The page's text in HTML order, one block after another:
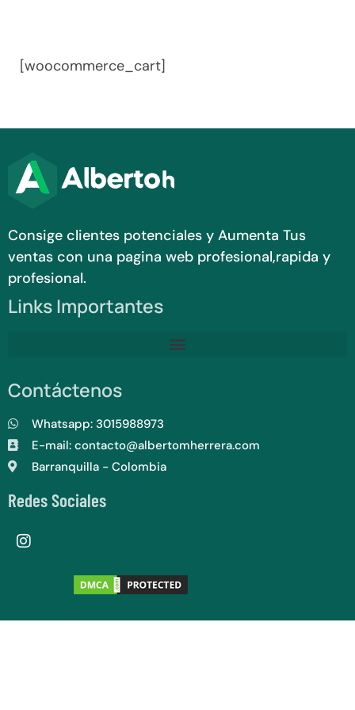
[woocommerce_cart]
Consige clientes potenciales y Aumenta Tus
ventas con una pagina web profesional,rapida y
profesional.
Links Importantes
Contáctenos
Whatsapp: 3015988973
E-mail: contacto@albertomherrera.com
Barranquilla - Colombia
Redes Sociales